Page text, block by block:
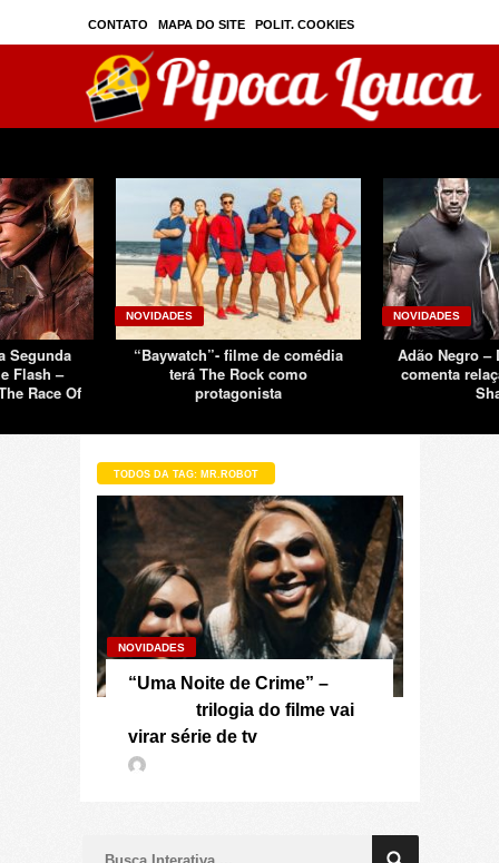
CONTATO MAPA DO SITE POLIT. COOKIES
PRIVAC./SEGURANÇA
Segunda
Flash –
Race Of
NOVIDADES
“Baywatch”- filme de comédia
terá The Rock como
protagonista
NOVIDADES
Adão Negro –
comenta
TODOS DA TAG: MR.ROBOT
NOVIDADES
“Uma Noite de Crime” –
trilogia do filme vai
virar série de tv